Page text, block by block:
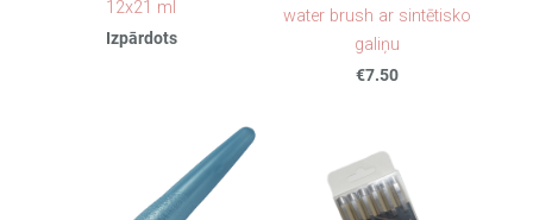
12x21 ml
Izpārdots
water brush ar sintētisko
galiņu
€7.50